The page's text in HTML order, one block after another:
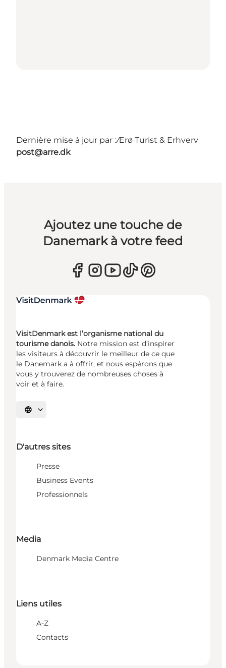
Dernière mise à jour par :Ærø Turist & Erhverv
post@arre.dk
Ajoutez une touche de
Danemark à votre feed
VisitDenmark est l’organisme national du
tourisme danois. Notre mission est d’inspirer
les visiteurs à découvrir le meilleur de ce que
le Danemark a à offrir, et nous espérons que
vous y trouverez de nombreuses choses à
voir et à faire.
Choisissez la langue
D'autres sites
Presse
Business Events
Professionnels
Media
Denmark Media Centre
Liens utiles
A-Z
Contacts